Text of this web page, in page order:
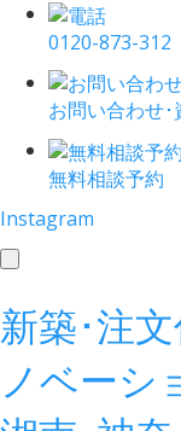
0120-873-312
お問い合わせ･
無料相談予約
Instagram
toggle
新築･注
ノベーシ